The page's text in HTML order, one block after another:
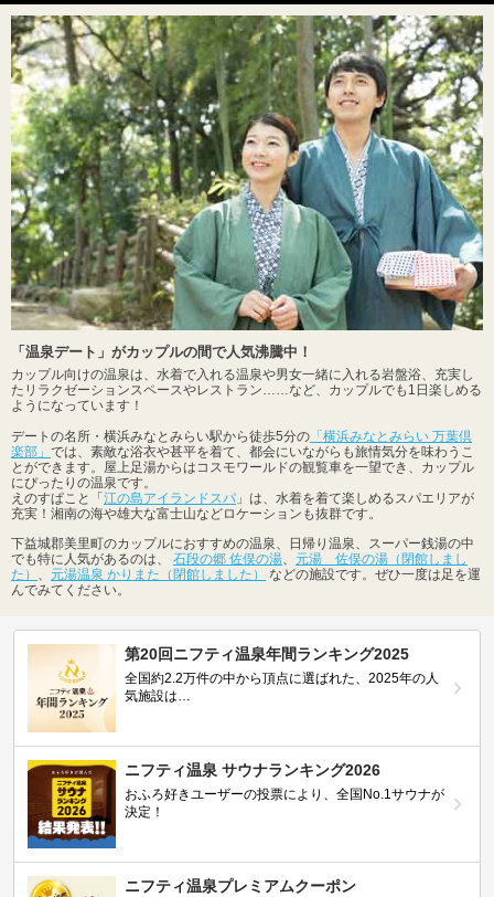
「温泉デート」がカップルの間で人気沸騰中！
カップル向けの温泉は、水着で入れる温泉や男女一緒に入れる岩盤浴、充実し
たリラクゼーションスペースやレストラン……など、カップルでも1日楽しめる
ようになっています！
デートの名所・横浜みなとみらい駅から徒歩5分の 「横浜みなとみらい 万葉倶
楽部」 では、素敵な浴衣や甚平を着て、都会にいながらも旅情気分を味わうこ
とができます。屋上足湯からはコスモワールドの観覧車を一望でき、カップル
にぴったりの温泉です。
えのすぱこと「江の島アイランドスパ 」は、水着を着て楽しめるスパエリアが
充実！湘南の海や雄大な富士山などロケーションも抜群です。
下益城郡美里町のカップルにおすすめの温泉、日帰り温泉、スーパー銭湯の中
でも特に人気があるのは、 石段の郷 佐俣の湯
元湯 佐俣の湯（閉館しまし
た）
元湯温泉 かりまた（閉館しました）
などの施設です。ぜひ一度は足を運
んでみてください。
第20回ニフティ温泉年間ランキング2025
全国約2.2万件の中から頂点に選ばれた、2025年の人
気施設は…
ニフティ温泉 サウナランキング2026
おふろ好きユーザーの投票により、全国No.1サウナが
決定！
ニフティ温泉プレミアムクーポン